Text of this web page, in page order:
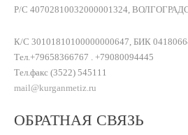
Р/С 40702810032000001324,
К/С 30101810100000000647, БИК
Тел.+79658366767 . +79080094445
Тел.факс (3522) 545111
mail@kurganmetiz.ru
ОБРАТНАЯ СВЯЗЬ